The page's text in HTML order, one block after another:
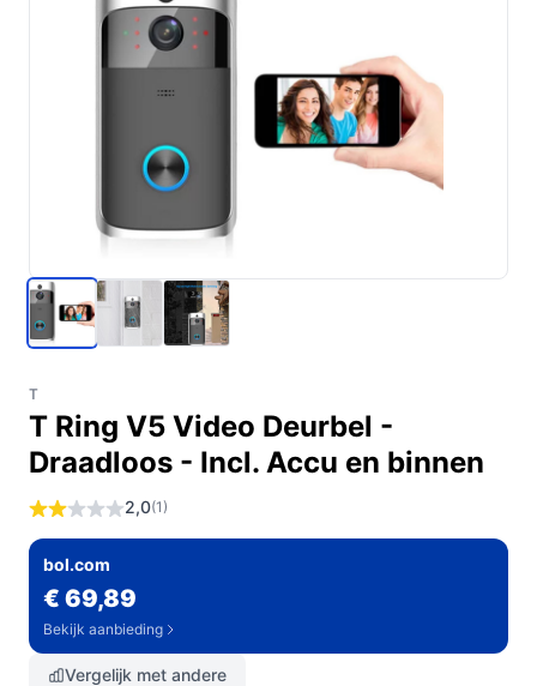
T
T Ring V5 Video Deurbel -
Draadloos - Incl. Accu en binnen
2,0(1)
bol.com
€ 69,89
Bekijk aanbieding
Vergelijk met andere